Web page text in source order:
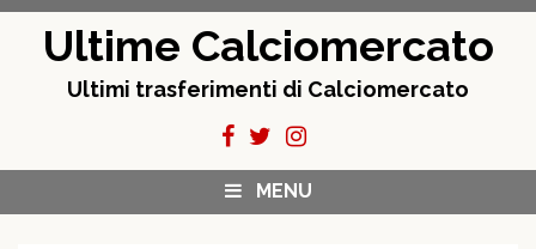
Ultime Calciomercato
Ultimi trasferimenti di Calciomercato
MENU